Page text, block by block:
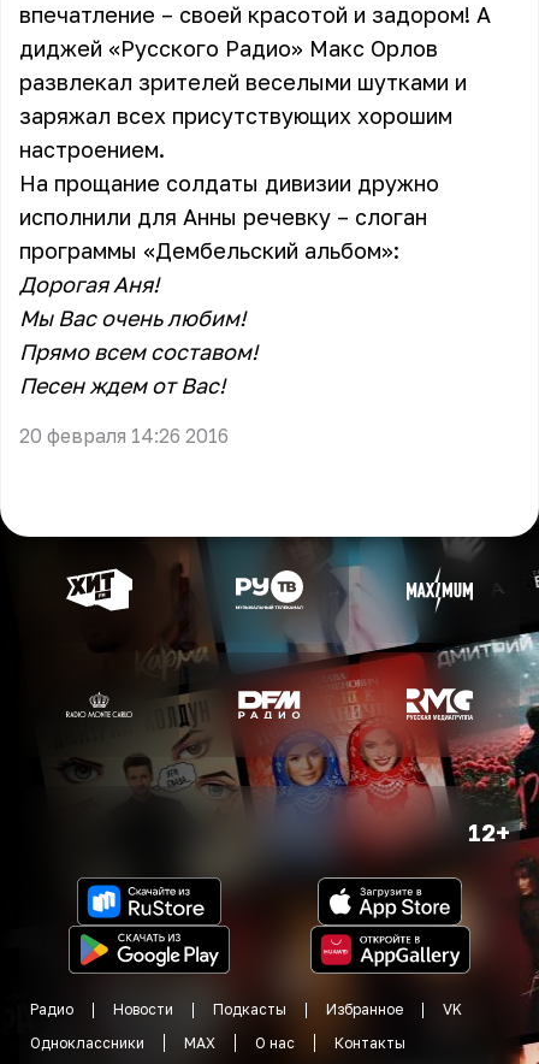
впечатление – своей красотой и задором! А
диджей «Русского Радио» Макс Орлов
развлекал зрителей веселыми шутками и
заряжал всех присутствующих хорошим
настроением.
На прощание солдаты дивизии дружно
исполнили для Анны речевку – слоган
программы «Дембельский альбом»:
Дорогая Аня!
Мы Вас очень любим!
Прямо всем составом!
Песен ждем от Вас!
20 февраля 14:26 2016
12+
Радио Новости Подкасты Избранное
VK
Одноклассники
MAX О нас Контакты